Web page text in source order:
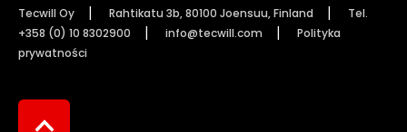
Tecwill Oy Rahtikatu 3b, 80100 Joensuu, Finland
Tel.
+358 (0) 10 8302900
info@tecwill.com
Polityka
prywatności